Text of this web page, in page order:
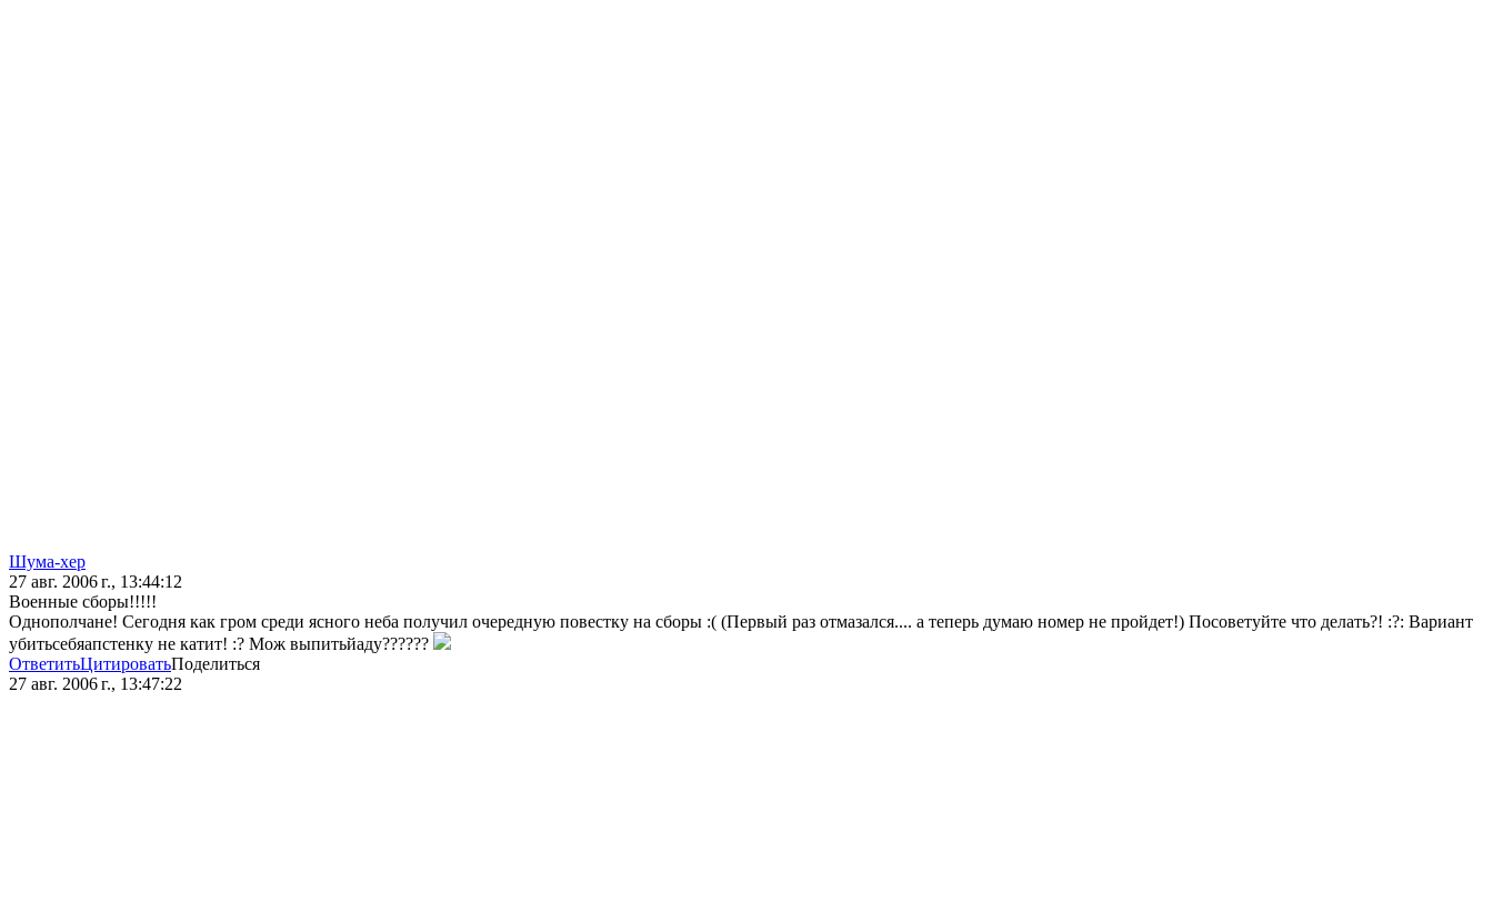
Шума-хер
27 авг. 2006 г., 13:44:12
Военные сборы!!!!!
Однополчане! Сегодня как гром среди ясного неба получил очередную повестку на сборы :( (Первый раз отмазался.... а теперь думаю номер не пройдет!) Посоветуйте что делать?! :?: Вариант
убитьсебяапстенку не катит! :? Мож выпитьйаду??????
ОтветитьЦитироватьПоделиться
27 авг. 2006 г., 13:47:22